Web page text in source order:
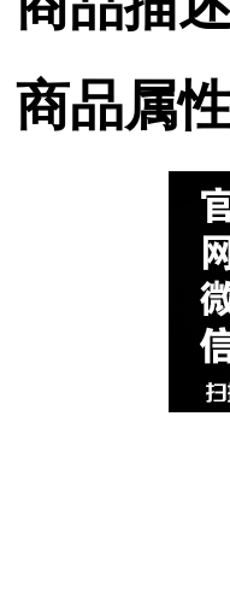
商品属